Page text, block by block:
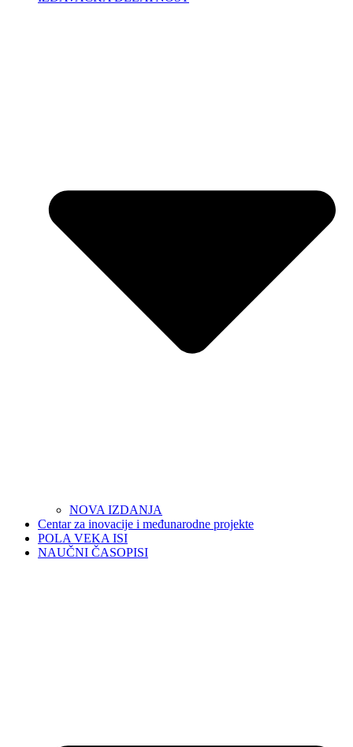
NOVA IZDANJA
Centar za inovacije i međunarodne projekte
POLA VEKA ISI
NAUČNI ČASOPISI